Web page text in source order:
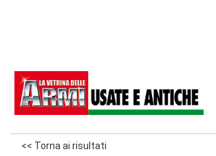
<< Torna ai risultati